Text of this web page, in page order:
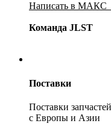
Написать в
Команда JLST
Поставки
Поставки запчастей
с Европы и Азии